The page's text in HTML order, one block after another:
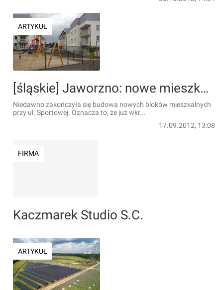
ARTYKUŁ
[śląskie] Jaworzno: nowe mieszkania na Sportowej
Niedawno zakończyła się budowa nowych bloków mieszkalnych
przy ul. Sportowej. Oznacza to, że już wkr...
17.09.2012, 13:08
FIRMA
Kaczmarek Studio S.C.
ARTYKUŁ